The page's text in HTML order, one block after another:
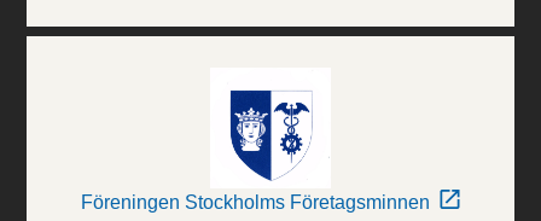
Föreningen Stockholms Företagsminnen